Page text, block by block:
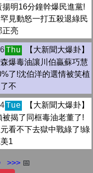
揚明16分鐘幹爆民進黨!
見動怒一打五殺退綠民
正亮
Thu
【大新聞大爆卦】
爆毒油讓川伯贏蘇巧慧
了!沈伯洋的選情被笑植
不
Tue
【大新聞大爆卦】
被揭了同框毒油老董了!
看不下去獄中戰綠了!綠
1
>>> 📅